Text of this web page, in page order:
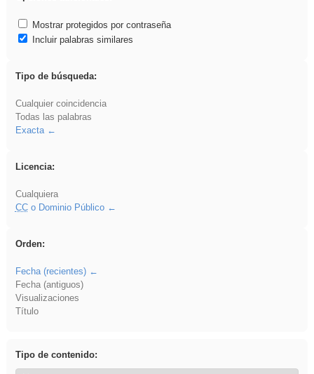
Mostrar protegidos por contraseña
Incluir palabras similares
Tipo de búsqueda:
Cualquier coincidencia
Todas las palabras
Exacta
Licencia:
Cualquiera
CCo Dominio Público
Orden:
Fecha (recientes)
Fecha (antiguos)
Visualizaciones
Título
Tipo de contenido: